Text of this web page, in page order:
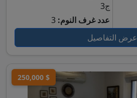
ج3
عدد غرف النوم:
عرض التفاصيل
250,000 $